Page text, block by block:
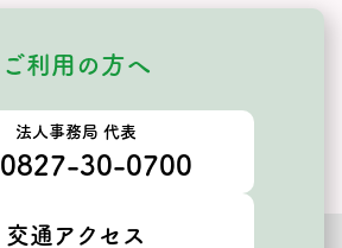
ご利用の方へ
法人事務局 代表
0827-30-0700
交通アクセス